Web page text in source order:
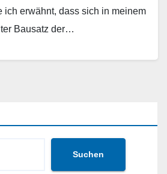
ich erwähnt, dass sich in meinem
Bausatz der…
Suchen